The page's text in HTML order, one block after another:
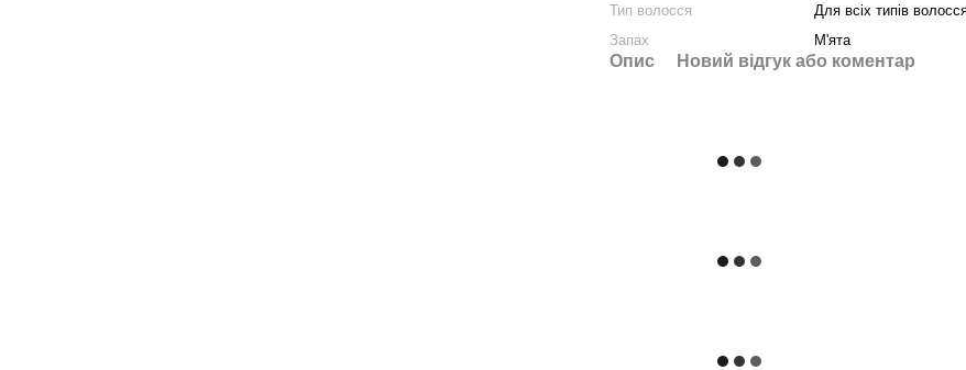
Тип волосся
Для всіх типів
Запах
М'ята
Опис Новий відгук або коментар